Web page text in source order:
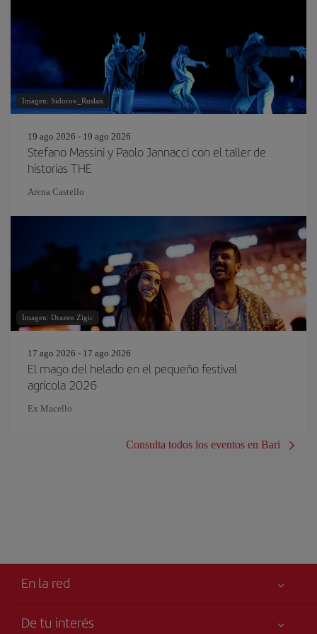
Imagen: Sidorov_Ruslan
19 ago 2026 - 19 ago 2026
Stefano Massini y Paolo Jannacci con el taller de
historias THE
Arena Castello
Imagen: Drazen Zigic
17 ago 2026 - 17 ago 2026
El mago del helado en el pequeño festival
agrícola 2026
Ex Macello
Consulta todos los eventos en Bari
En la red
De tu interés